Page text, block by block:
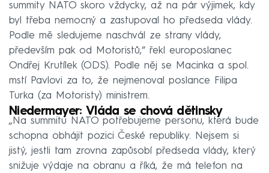
summity NATO skoro vždycky, až na pár výjimek, kdy
byl třeba nemocný a zastupoval ho předseda vlády.
Podle mě sledujeme naschvál ze strany vlády,
především pak od Motoristů,“ řekl europoslanec
Ondřej Krutílek (ODS). Podle něj se Macinka a spol.
mstí Pavlovi za to, že nejmenoval poslance Filipa
Turka (za Motoristy) ministrem.
Niedermayer: Vláda se chová dětinsky
„Na summitu NATO potřebujeme personu, která bude
schopna obhájit pozici České republiky. Nejsem si
jistý, jestli tam zrovna zapůsobí předseda vlády, který
snižuje výdaje na obranu a říká, že má telefon na